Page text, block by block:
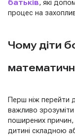
батьків, які
процес на
Чому діти
Перш ніж перейти
важливо зрозуміти
поширених
дитині складною